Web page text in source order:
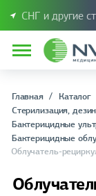
СНГ и другие
Главная Каталог
Стерилизация,
Бактерицидные
Бактерицидные
Облучатель-